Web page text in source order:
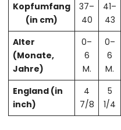
Kopfumfang
(in cm)
37–
40
41–
43
Alter
(Monate,
Jahre)
0–
6
M.
0–
6
M.
England (in
inch)
4
7/8
5
1/4